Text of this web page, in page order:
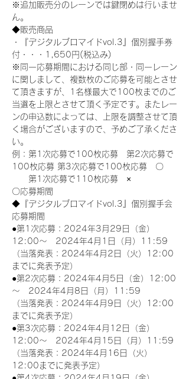
※追加販売分のレーンでは鍵閉めは行いませ
ん。
◆販売商品
・『デジタルブロマイドvol.3』個別握手券
付・・・1,650円(税込み)
※同一応募期間における同じ部・同一レーン
に関しまして、複数枚のご応募を可能とさせ
て頂きますが、1名様最大で100枚までのご
当選を上限とさせて頂く予定です。またレー
ンの申込数によっては、上限を調整させて頂
く場合がございますので、予めご了承くださ
い。
例：第1次応募で100枚応募　第2次応募で
100枚応募 第3次応募で100枚応募　〇
第1次応募で110枚応募　×
〇応募期間
◆『デジタルブロマイドvol.3』個別握手会
応募期間
●第1次応募：2024年3月29日（金）
12:00～　2024年4月1日（月）11:59
（当落発表：2024年4月2日（火）12:00
までに発表予定）
●第2次応募：2024年4月5日（金）12:00
～　2024年4月8日（月）11:59
（当落発表：2024年4月9日（火）12:00
までに発表予定）
●第3次応募：2024年4月12日（金）
12:00～　2024年4月15日（月）11:59
（当落発表：2024年4月16日（火）
12:00までに発表予定）